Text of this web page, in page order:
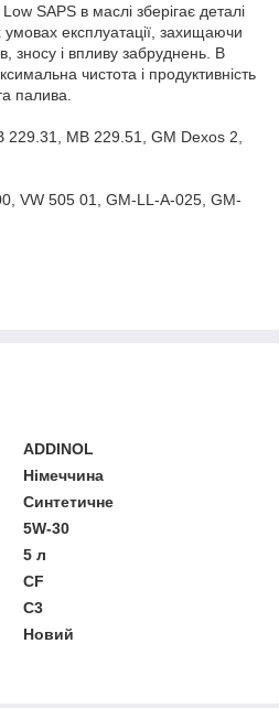
SAPS в маслі зберігає деталі
умовах експлуатації, захищаючи
зносу і впливу забруднень. В
чистота і продуктивність
палива.
229.31, MB 229.51, GM Dexos 2,
VW 505 01, GM-LL-A-025, GM-
ADDINOL
Німеччина
Синтетичне
5W-30
5 л
CF
C3
Новий